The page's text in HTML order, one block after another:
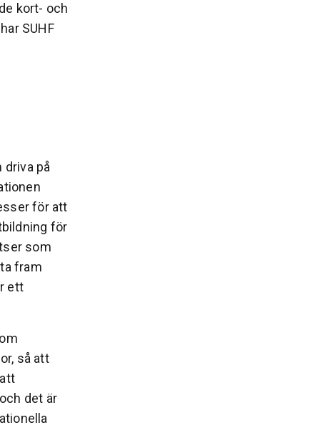
kort- och
SUHF
på
för att
för
som
fram
ett
så att
det är